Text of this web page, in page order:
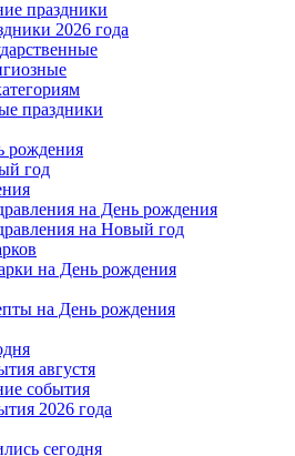
праздники
2026 года
праздники
рождения
год
на День рождения
на Новый год
на День рождения
на День рождения
августя
события
2026 года
сегодня